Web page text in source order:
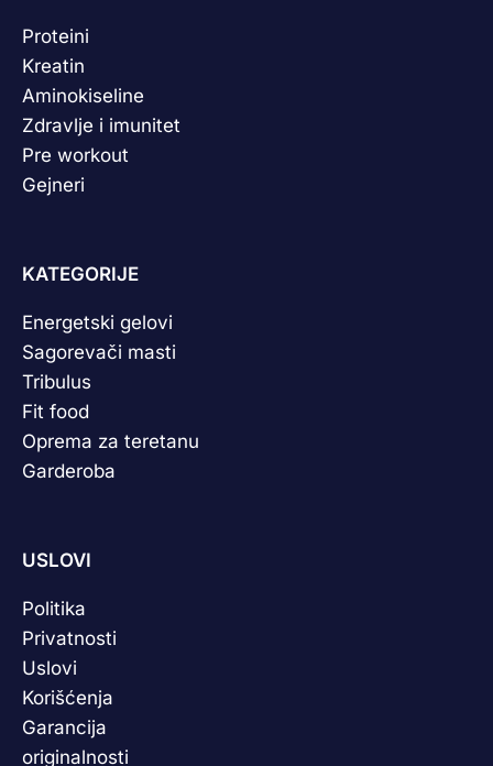
Proteini
Kreatin
Aminokiseline
Zdravlje i imunitet
Pre workout
Gejneri
KATEGORIJE
Energetski gelovi
Sagorevači masti
Tribulus
Fit food
Oprema za teretanu
Garderoba
USLOVI
Politika
Privatnosti
Uslovi
Korišćenja
Garancija
originalnosti